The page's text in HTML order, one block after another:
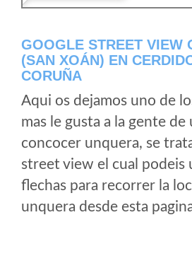
GOOGLE STREET VIEW
(SAN XOÁN) EN
CORUÑA
Aqui os dejamos uno de
mas le gusta a la gente de
concocer unquera, se
street view el cual podeis
flechas para recorrer la
unquera desde esta